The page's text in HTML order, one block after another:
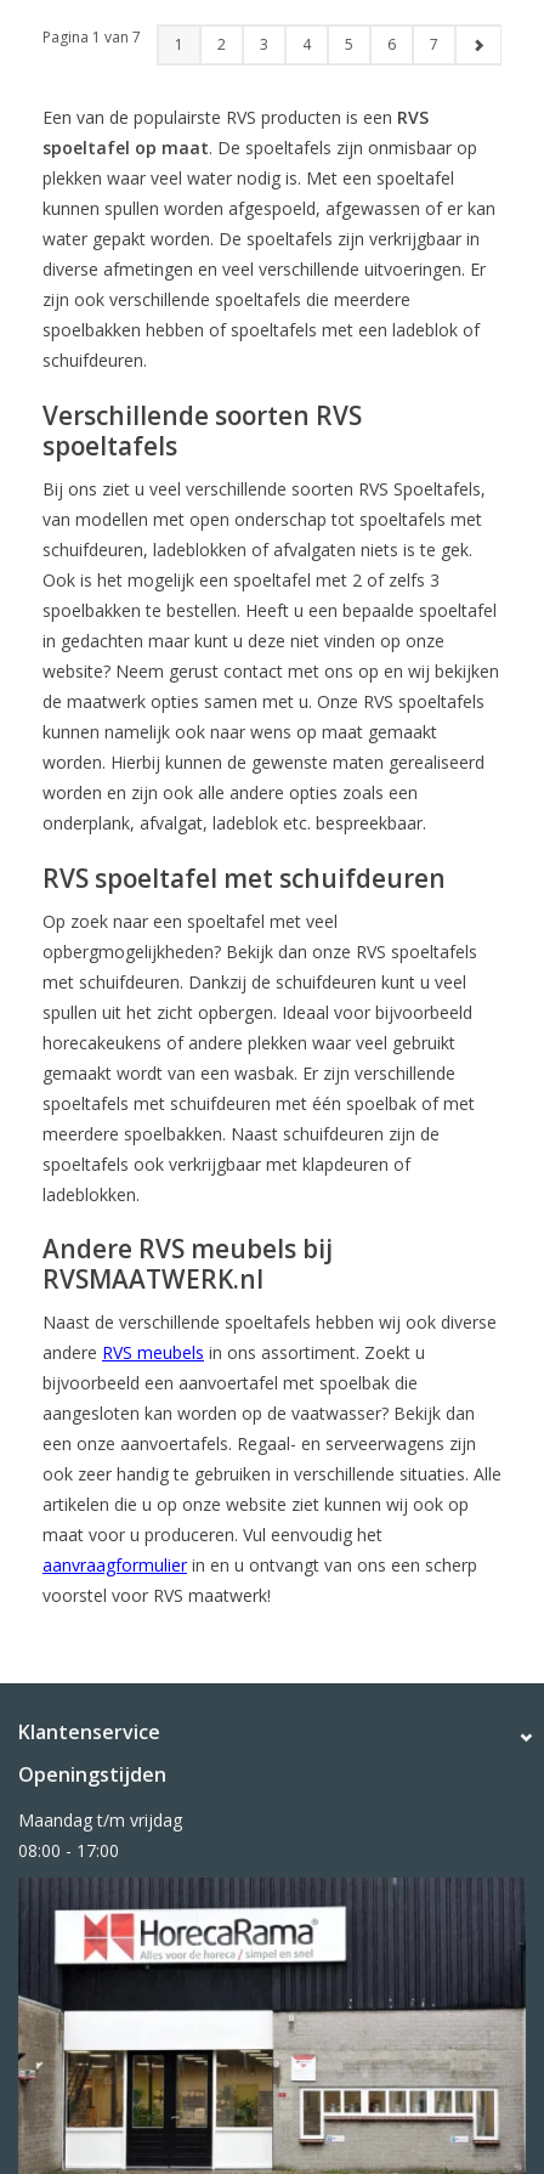
Pagina 1 van 7 1 2 3 4 5 6 7
Een van de populairste RVS producten is een RVS
spoeltafel op maat. De spoeltafels zijn onmisbaar op
plekken waar veel water nodig is. Met een spoeltafel
kunnen spullen worden afgespoeld, afgewassen of er kan
water gepakt worden. De spoeltafels zijn verkrijgbaar in
diverse afmetingen en veel verschillende uitvoeringen. Er
zijn ook verschillende spoeltafels die meerdere
spoelbakken hebben of spoeltafels met een ladeblok of
schuifdeuren.
Verschillende soorten RVS
spoeltafels
Bij ons ziet u veel verschillende soorten RVS Spoeltafels,
van modellen met open onderschap tot spoeltafels met
schuifdeuren, ladeblokken of afvalgaten niets is te gek.
Ook is het mogelijk een spoeltafel met 2 of zelfs 3
spoelbakken te bestellen. Heeft u een bepaalde spoeltafel
in gedachten maar kunt u deze niet vinden op onze
website? Neem gerust contact met ons op en wij bekijken
de maatwerk opties samen met u. Onze RVS spoeltafels
kunnen namelijk ook naar wens op maat gemaakt
worden. Hierbij kunnen de gewenste maten gerealiseerd
worden en zijn ook alle andere opties zoals een
onderplank, afvalgat, ladeblok etc. bespreekbaar.
RVS spoeltafel met schuifdeuren
Op zoek naar een spoeltafel met veel
opbergmogelijkheden? Bekijk dan onze RVS spoeltafels
met schuifdeuren. Dankzij de schuifdeuren kunt u veel
spullen uit het zicht opbergen. Ideaal voor bijvoorbeeld
horecakeukens of andere plekken waar veel gebruikt
gemaakt wordt van een wasbak. Er zijn verschillende
spoeltafels met schuifdeuren met één spoelbak of met
meerdere spoelbakken. Naast schuifdeuren zijn de
spoeltafels ook verkrijgbaar met klapdeuren of
ladeblokken.
Andere RVS meubels bij
RVSMAATWERK.nl
Naast de verschillende spoeltafels hebben wij ook diverse
andere RVS meubels in ons assortiment. Zoekt u
bijvoorbeeld een aanvoertafel met spoelbak die
aangesloten kan worden op de vaatwasser? Bekijk dan
een onze aanvoertafels. Regaal- en serveerwagens zijn
ook zeer handig te gebruiken in verschillende situaties. Alle
artikelen die u op onze website ziet kunnen wij ook op
maat voor u produceren. Vul eenvoudig het
aanvraagformulierin en u ontvangt van ons een scherp
voorstel voor RVS maatwerk!
Klantenservice
Openingstijden
Maandag t/m vrijdag
08:00 - 17:00